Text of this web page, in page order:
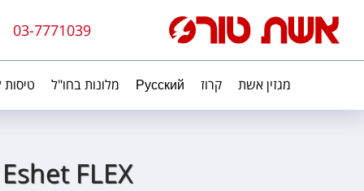
03-7771039
מלונות בחו"ל Русский קרוז מגזין אשת
FLEX